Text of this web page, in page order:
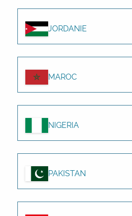
JORDANIE
MAROC
NIGERIA
PAKISTAN